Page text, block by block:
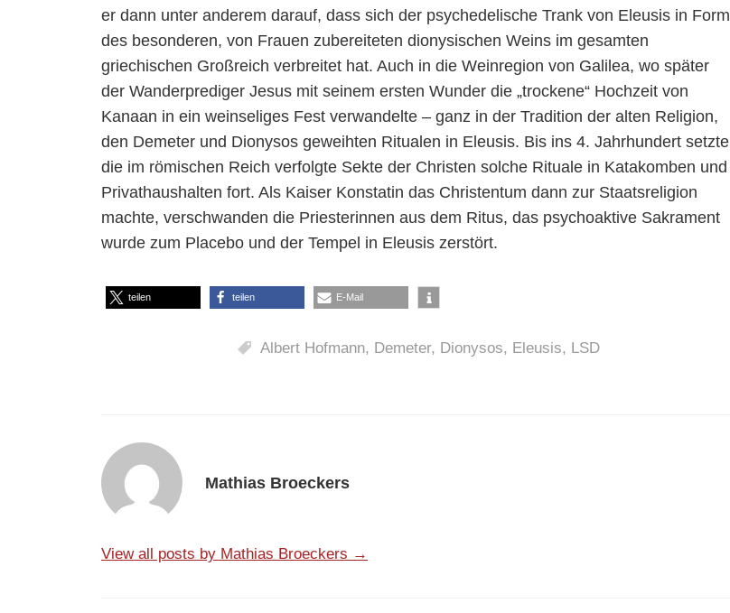
er dann unter anderem darauf, dass sich der psychedelische Trank von Eleusis in Form
des besonderen, von Frauen zubereiteten dionysischen Weins im gesamten
griechischen Großreich verbreitet hat. Auch in die Weinregion von Galilea, wo später
der Wanderprediger Jesus mit seinem ersten Wunder die „trockene“ Hochzeit von
Kanaan in ein weinseliges Fest verwandelte – ganz in der Tradition der alten Religion,
den Demeter und Dionysos geweihten Ritualen in Eleusis. Bis ins 4. Jahrhundert setzte
die im römischen Reich verfolgte Sekte der Christen solche Rituale in Katakomben und
Privathaushalten fort. Als Kaiser Konstatin das Christentum dann zur Staatsreligion
machte, verschwanden die Priesterinnen aus dem Ritus, das psychoaktive Sakrament
wurde zum Placebo und der Tempel in Eleusis zerstört.
teilen teilen E-Mail
Albert Hofmann, Demeter, Dionysos, Eleusis, LSD
Mathias Broeckers
View all posts by Mathias Broeckers →